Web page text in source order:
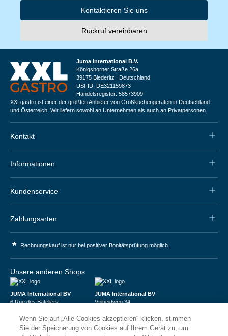
Kontaktieren Sie uns
Rückruf vereinbaren
Juma International B.V.
Königsborner Straße 26a
39175 Biederitz | Deutschland
USt-ID: DE321159873
Handelsregister: 58573909
XXLgastro ist einer der größten Anbieter von Großküchengeräten in Deutschland
und Österreich. Wir liefern sowohl an Unternehmen als auch an Privatpersonen.
Kontakt
Informationen
Kundenservice
Zahlungsarten
* Rechnungskauf ist nur bei positiver Bonitätsprüfung möglich.
Unsere anderen Shops
JUMA International BV
6 Rue des Bateliers
Numéro de TVA : FR59815313275
Numéro Siren : 815313275
JUMA International BV
Vrijheidweg 34
BTW: NL853095048B01
K.V.K.: 58573909
Wenn Sie auf „Alle Cookies akzeptieren“ klicken, stimmen
Sie der Speicherung von Cookies auf Ihrem Gerät zu, um